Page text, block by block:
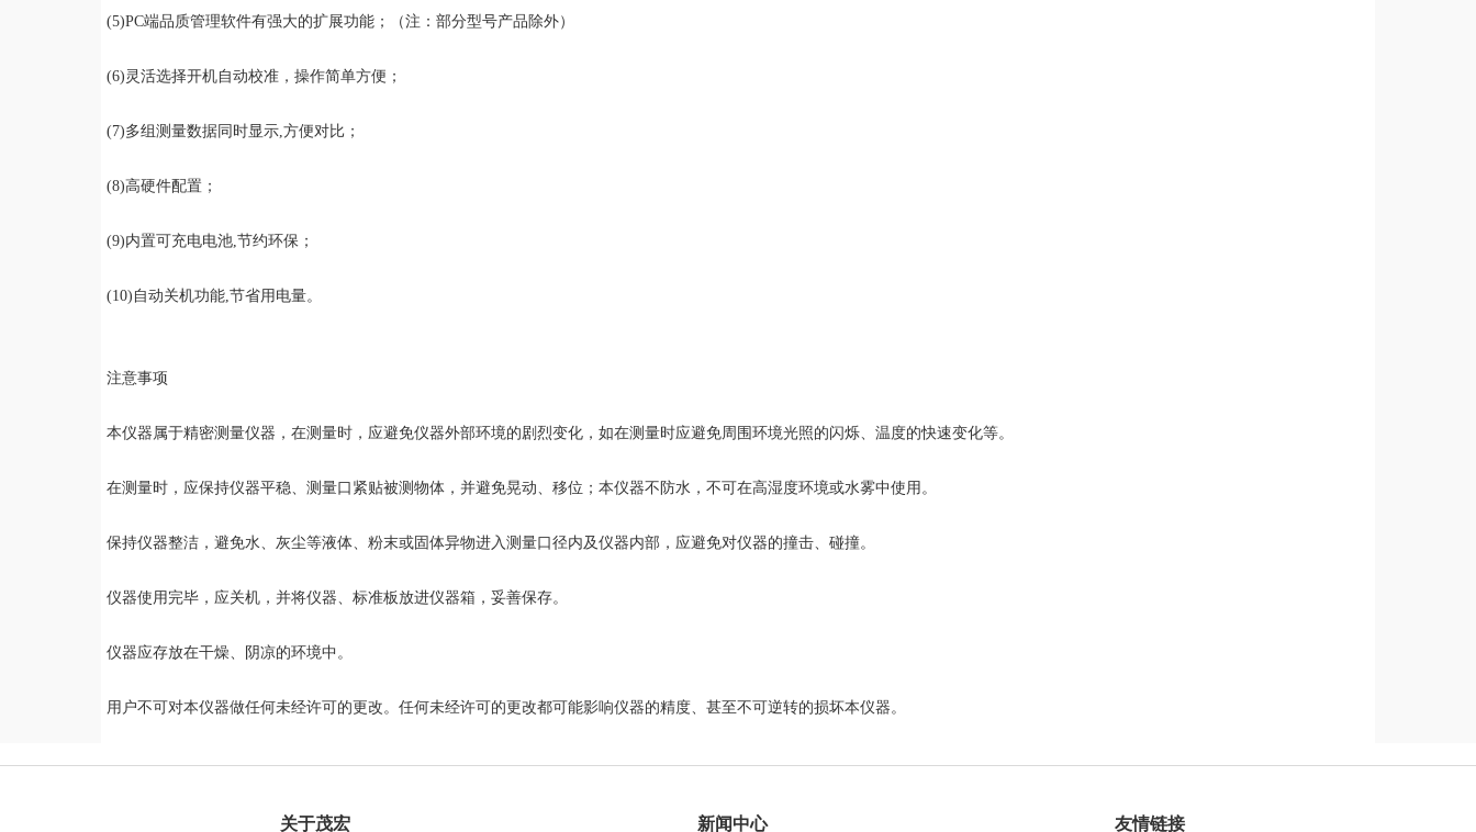
(5)PC端品质管理软件有强大的扩展功能；（注：部分型号产品除外）
(6)灵活选择开机自动校准，操作简单方便；
(7)多组测量数据同时显示,方便对比；
(8)高硬件配置；
(9)内置可充电电池,节约环保；
(10)自动关机功能,节省用电量。
注意事项
本仪器属于精密测量仪器，在测量时，应避免仪器外部环境的剧烈变化，如在测量时应避免周围环境光照的闪烁、温度的快速变化等。
在测量时，应保持仪器平稳、测量口紧贴被测物体，并避免晃动、移位；本仪器不防水，不可在高湿度环境或水雾中使用。
保持仪器整洁，避免水、灰尘等液体、粉末或固体异物进入测量口径内及仪器内部，应避免对仪器的撞击、碰撞。
仪器使用完毕，应关机，并将仪器、标准板放进仪器箱，妥善保存。
仪器应存放在干燥、阴凉的环境中。
用户不可对本仪器做任何未经许可的更改。任何未经许可的更改都可能影响仪器的精度、甚至不可逆转的损坏本仪器。
关于茂宏 新闻中心 友情链接